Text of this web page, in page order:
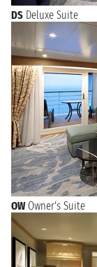
DS Deluxe Suite
OW Owner's Suite